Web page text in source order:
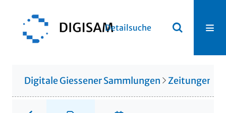
Detailsuche
Digitale Giessener Sammlungen Zeitungen